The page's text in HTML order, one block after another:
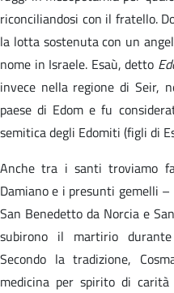
riconciliandosi con il fratello.
la lotta sostenuta con un
nome in Israele. Esaù, detto
invece nella regione di Seir,
paese di Edom e fu
semitica degli Edomiti (figli di
Anche tra i santi troviamo
Damiano e i presunti gemelli
San Benedetto da Norcia e
subirono il martirio
Secondo la tradizione,
medicina per spirito di carità